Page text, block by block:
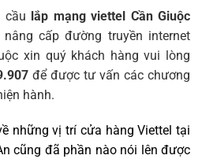
cầu lắp mạng viettel Cần Giuộc
cấp đường truyền internet
xin quý khách hàng vui lòng
để được tư vấn các chương
hành.
những vị trí cửa hàng Viettel tại
cũng đã phần nào nói lên được